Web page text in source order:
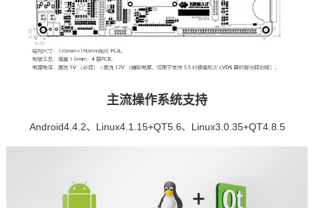
主流操作系统支持
Android4.4.2、Linux4.1.15+QT5.6、Linux3.0.35+QT4.8.5